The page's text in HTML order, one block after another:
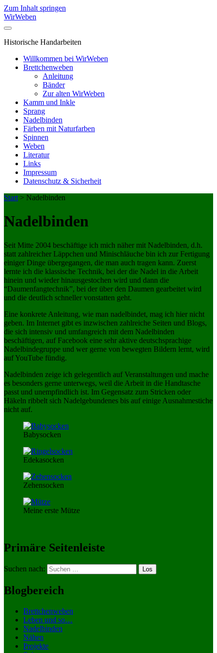
Zum Inhalt springen
WirWeben
Historische Handarbeiten
Willkommen bei WirWeben
Brettchenweben
Anleitung
Bänder
Zur alten WirWeben
Kamm und Inkle
Sprang
Nadelbinden
Färben mit Naturfarben
Spinnen
Weben
Literatur
Links
Impressum
Datenschutz & Sicherheit
Start > Nadelbinden
Nadelbinden
Seit Mitte 2004 beschäftige ich mich näher mit Nadelbinden, d.h.
statt zahlreicher Läppchen und Minischläuche bin ich zur Fertigung
einiger Dinge übergegangen, die man auch tragen kann. Zuerst
lernte ich die klassische Technik, bei der die Nadel in die Arbeit
hinein und wieder hinausgestochen wird und dann die
“Daumenfangtechnik”, bei der über den Daumen gearbeitet wird
und die deutlich schneller vonstatten geht.
Eine konkrete Anleitung, wie man nadelbindet, mag ich hier nicht
geben. Im Internet gibt es inzwischen zahlreiche Seiten und Blogs,
die sich intensiv und umfangreich mit dem Nadelbinden
beschäftigen, auf Facebook eine sehr aktive deutschsprachige
Nadelbindegruppe und wer gerne von bewegten Bildern lernt, wird
auf YouTube fündig.
Nadelbinden zeige ich gelegentlich auf Veranstaltungen und mache
es besonders gerne unterwegs, weil die Arbeit in die Handtasche
passt und unempfindlich ist. Im Gegensatz zum Stricken oder
Häkeln ribbelt sich Nadelgebundenes bis auf einige Ausnahmestiche
nicht auf.
Babysocken
Edekasocken
Zehensocken
Meine erste Mütze
Primäre Seitenleiste
Suchen nach:
Blogbereich
Brettchenweben
Leben und so…
Nadelbinden
Nähen
Projekte